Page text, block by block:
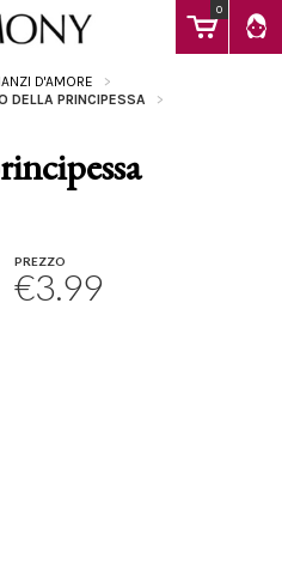
0
D'AMORE
DELLA PRINCIPESSA
PREZZO
€3.99